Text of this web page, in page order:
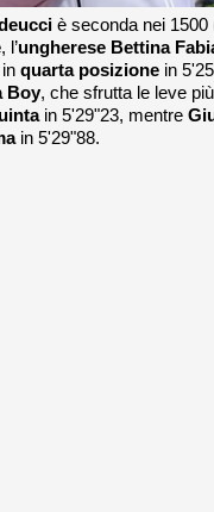
è seconda nei
, l’ungherese Bettina
quarta posizione in
Boy, che sfrutta le leve
in 5'29"23, mentre
in 5'29"88.